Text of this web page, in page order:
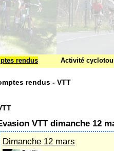
rendus
Activité
rendus - VTT
VTT dimanche 12
Dimanche 12 mars